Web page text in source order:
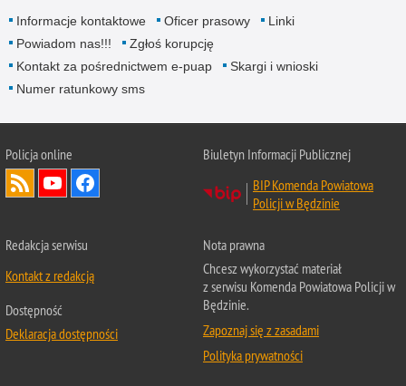
Informacje kontaktowe Oficer prasowy
Linki
Powiadom nas!!!
Zgłoś korupcję
Kontakt za pośrednictwem e-puap
Skargi i wnioski
Numer ratunkowy sms
Policja online
Biuletyn Informacji Publicznej
BIP Komenda Powiatowa
Policji w Będzinie
Redakcja serwisu
Kontakt z redakcją
Dostępność
Deklaracja dostępności
Nota prawna
Chcesz wykorzystać materiał
z serwisu Komenda Powiatowa Policji w
Będzinie.
Zapoznaj się z zasadami
Polityka prywatności